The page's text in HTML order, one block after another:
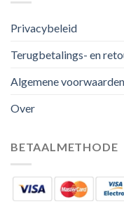
Privacybeleid
Terugbetalings- en
Algemene voorwaarden
Over
BETAALMETHODE